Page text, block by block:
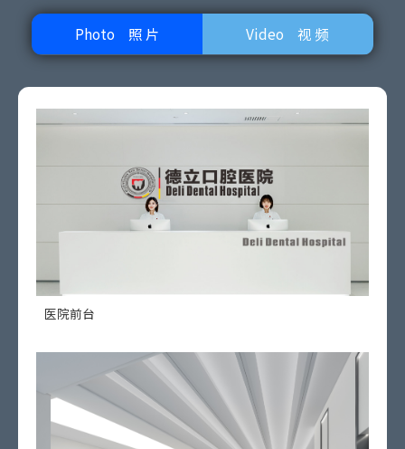
Photo 照 片 Video 视 频
医院前台